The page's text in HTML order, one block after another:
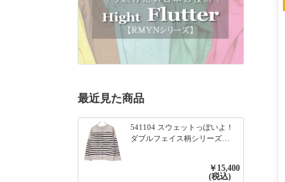
最近見た商品
541104 スウェットっぽいよ！
ダブルフェイス柄シリーズ
ージュ×ネイビー／レッド￥15,400
(税込)